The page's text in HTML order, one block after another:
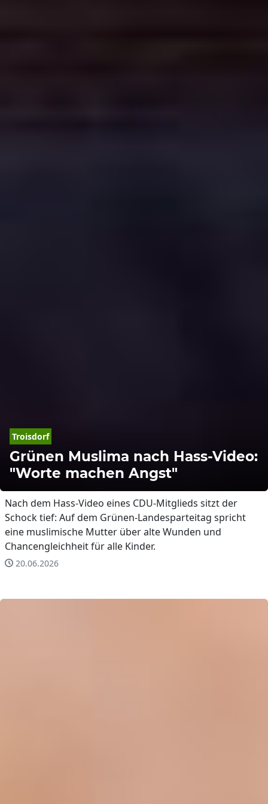
Troisdorf
Grünen Muslima nach Hass-Video:
"Worte machen Angst"
Nach dem Hass-Video eines CDU-Mitglieds sitzt der
Schock tief: Auf dem Grünen-Landesparteitag spricht
eine muslimische Mutter über alte Wunden und
Chancengleichheit für alle Kinder.
20.06.2026